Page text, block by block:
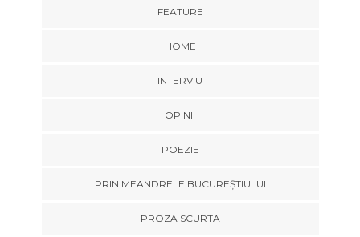
FEATURE
HOME
INTERVIU
OPINII
POEZIE
PRIN MEANDRELE BUCUREȘTIULUI
PROZA SCURTA